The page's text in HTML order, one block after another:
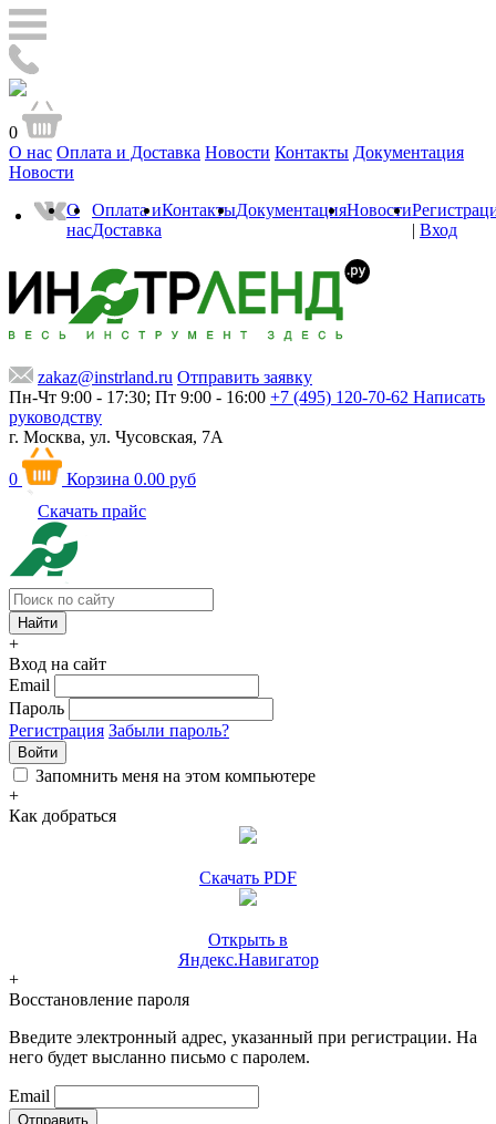
0
О нас Оплата и Доставка Новости Контакты Документация
Новости
О
нас
Оплата и
Доставка
КонтактыДокументацияНовости
| Вход
zakaz@instrland.ru Отправить заявку
Пн-Чт 9:00 - 17:30; Пт 9:00 - 16:00 +7 (495) 120-70-62 Написать
руководству
г. Москва, ул. Чусовская, 7А
0 Корзина 0.00 руб
Скачать прайс
+
Вход на сайт
Email
Пароль
Регистрация Забыли пароль?
Войти
Запомнить меня на этом компьютере
+
Как добраться
Скачать PDF
Открыть в
Яндекс.Навигатор
+
Восстановление пароля
Введите электронный адрес, указанный при регистрации. На
него будет высланно письмо с паролем.
Email